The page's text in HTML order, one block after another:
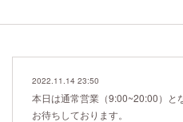
2022.11.14 23:50
本日は通常営業（9:00~20:00）と
お待ちしております。